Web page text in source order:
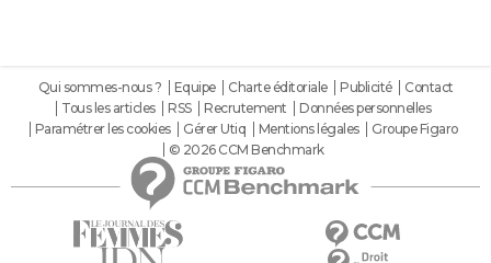
Qui sommes-nous ? Equipe Charte éditoriale Publicité
Contact
Tous les articles
RSS Recrutement
Données personnelles
Paramétrer les cookies
Gérer Utiq Mentions légales
Groupe Figaro
© 2026 CCM Benchmark